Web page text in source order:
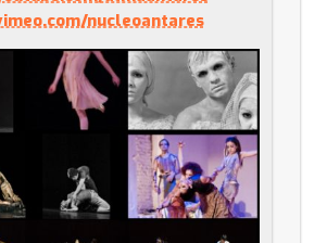
nucleoantares